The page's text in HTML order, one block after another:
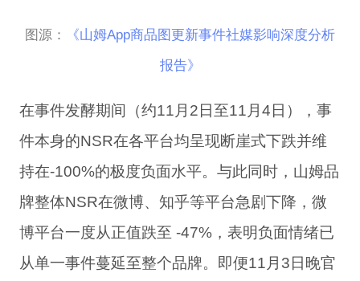
图源 ： 《山姆App商品图更新事件社媒影响深度分析
报告》
在事件发酵期间（约11月2日至11月4日），事
件本身的NSR在各平台均呈现断崖式下跌并维
持在-100%的极度负面水平。 与此同时， 山姆品
牌整体NSR在微博、知乎等平台急剧下降，微
博平台一度从正值跌至 -47%， 表明负面情绪已
从单一事件蔓延至整个品牌。 即便11 月 3日晚官